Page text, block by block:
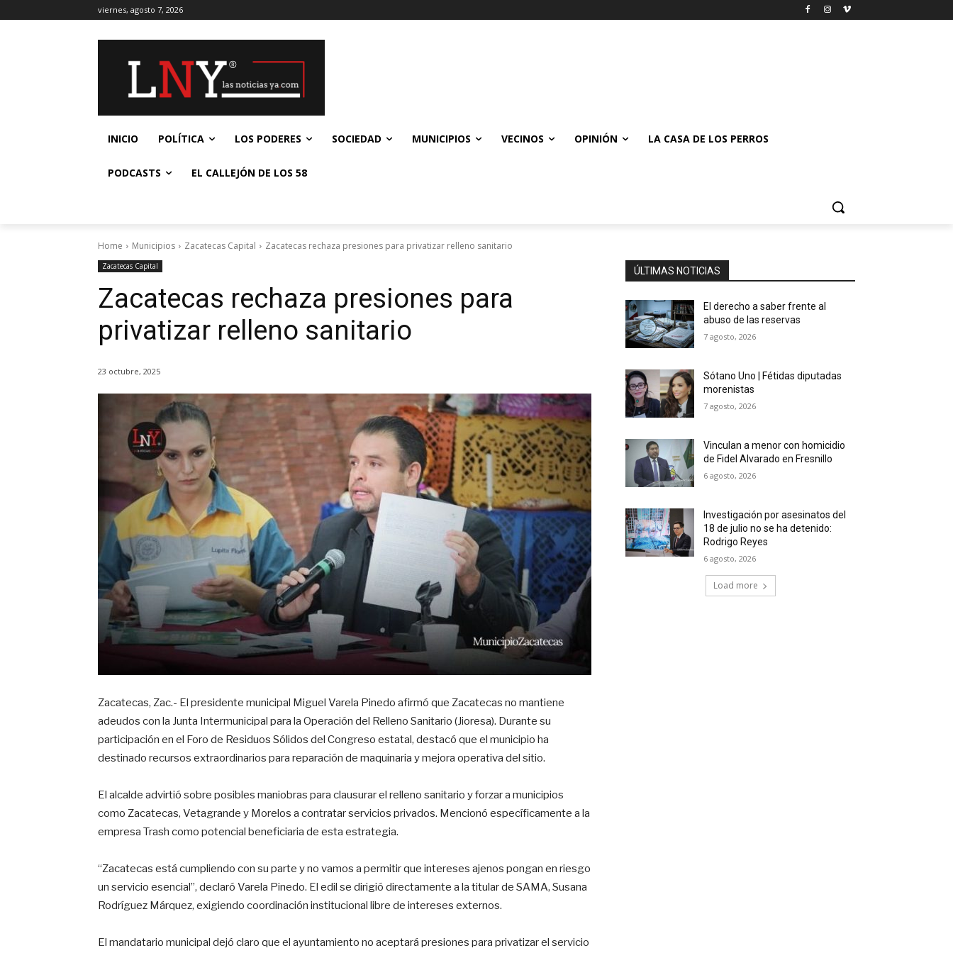
viernes, agosto 7, 2026
INICIO POLÍTICA LOS PODERES SOCIEDAD MUNICIPIOS VECINOS OPINIÓN LA CASA DE LOS PERROS
PODCASTS EL CALLEJÓN DE LOS 58
Home Municipios Zacatecas Capital Zacatecas rechaza presiones para privatizar relleno sanitario
Zacatecas Capital
Zacatecas rechaza presiones para
privatizar relleno sanitario
23 octubre, 2025
Zacatecas, Zac.- El presidente municipal Miguel Varela Pinedo afirmó que Zacatecas no mantiene
adeudos con la Junta Intermunicipal para la Operación del Relleno Sanitario (Jioresa). Durante su
participación en el Foro de Residuos Sólidos del Congreso estatal, destacó que el municipio ha
destinado recursos extraordinarios para reparación de maquinaria y mejora operativa del sitio.
El alcalde advirtió sobre posibles maniobras para clausurar el relleno sanitario y forzar a municipios
como Zacatecas, Vetagrande y Morelos a contratar servicios privados. Mencionó específicamente a la
empresa Trash como potencial beneficiaria de esta estrategia.
“Zacatecas está cumpliendo con su parte y no vamos a permitir que intereses ajenos pongan en riesgo
un servicio esencial”, declaró Varela Pinedo. El edil se dirigió directamente a la titular de SAMA, Susana
Rodríguez Márquez, exigiendo coordinación institucional libre de intereses externos.
El mandatario municipal dejó claro que el ayuntamiento no aceptará presiones para privatizar el servicio
ÚLTIMAS NOTICIAS
El derecho a saber frente al
abuso de las reservas
7 agosto, 2026
Sótano Uno | Fétidas diputadas
morenistas
7 agosto, 2026
Vinculan a menor con homicidio
de Fidel Alvarado en Fresnillo
6 agosto, 2026
Investigación por asesinatos del
18 de julio no se ha detenido:
Rodrigo Reyes
6 agosto, 2026
Load more